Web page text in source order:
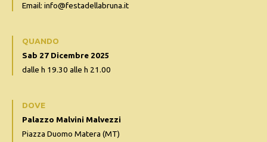
Email: info@festadellabruna.it
QUANDO
Sab 27 Dicembre 2025
dalle h 19.30 alle h 21.00
DOVE
Palazzo Malvini Malvezzi
Piazza Duomo Matera (MT)